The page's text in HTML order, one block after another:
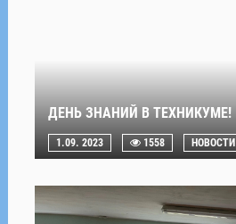
ДЕНЬ ЗНАНИЙ В ТЕХНИКУМЕ!
1.09. 2023 1558 НОВОСТИ